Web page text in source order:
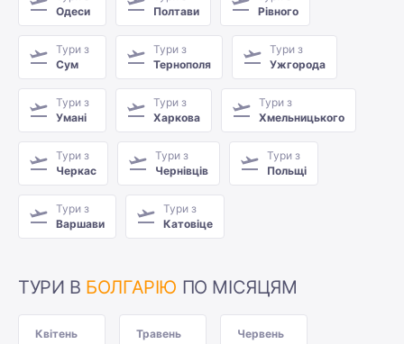
Одеси
Полтави
Рівного
Тури з
Сум
Тури з
Тернополя
Тури з
Ужгорода
Тури з
Умані
Тури з
Харкова
Тури з
Хмельницького
Тури з
Черкас
Тури з
Чернівців
Тури з
Польщі
Тури з
Варшави
Тури з
Катовіце
ТУРИ В БОЛГАРІЮ ПО МІСЯЦЯМ
Квітень
Травень
Червень